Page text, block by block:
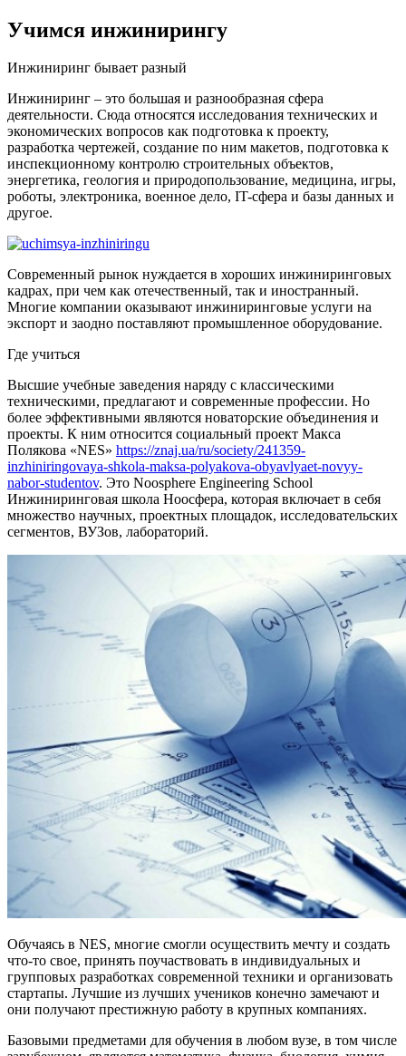
Учимся инжинирингу
Инжиниринг бывает разный
Инжиниринг – это большая и разнообразная сфера
деятельности. Сюда относятся исследования технических и
экономических вопросов как подготовка к проекту,
разработка чертежей, создание по ним макетов, подготовка к
инспекционному контролю строительных объектов,
энергетика, геология и природопользование, медицина, игры,
роботы, электроника, военное дело, IT-сфера и базы данных и
другое.
Современный рынок нуждается в хороших инжиниринговых
кадрах, при чем как отечественный, так и иностранный.
Многие компании оказывают инжиниринговые услуги на
экспорт и заодно поставляют промышленное оборудование.
Где учиться
Высшие учебные заведения наряду с классическими
техническими, предлагают и современные профессии. Но
более эффективными являются новаторские объединения и
проекты. К ним относится социальный проект Макса
Полякова «NES» https://znaj.ua/ru/society/241359-
inzhiniringovaya-shkola-maksa-polyakova-obyavlyaet-novyy-
nabor-studentov. Это Noosphere Engineering School
Инжиниринговая школа Ноосфера, которая включает в себя
множество научных, проектных площадок, исследовательских
сегментов, ВУЗов, лабораторий.
Обучаясь в NES, многие смогли осуществить мечту и создать
что-то свое, принять поучаствовать в индивидуальных и
групповых разработках современной техники и организовать
стартапы. Лучшие из лучших учеников конечно замечают и
они получают престижную работу в крупных компаниях.
Базовыми предметами для обучения в любом вузе, в том числе